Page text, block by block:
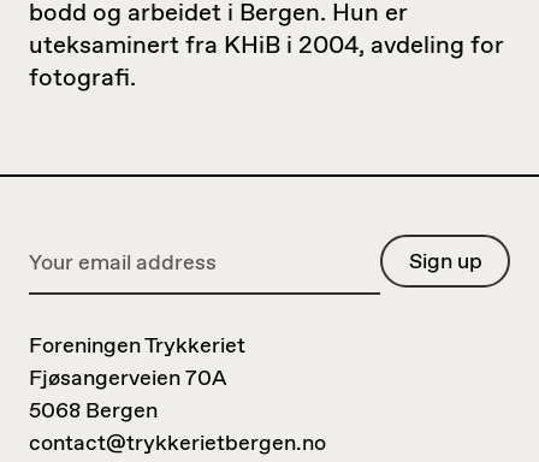
bodd og arbeidet i Bergen. Hun er
uteksaminert fra KHiB i 2004, avdeling for
fotografi.
Foreningen Trykkeriet
Fjøsangerveien 70A
5068 Bergen
contact@trykkerietbergen.no